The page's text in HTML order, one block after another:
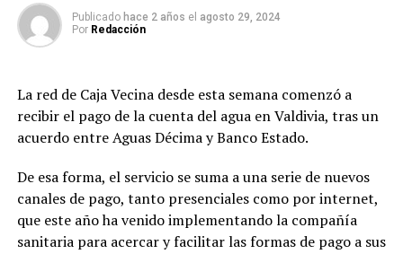
Publicado hace 2 años el agosto 29, 2024
Por Redacción
La red de Caja Vecina desde esta semana comenzó a
recibir el pago de la cuenta del agua en Valdivia, tras un
acuerdo entre Aguas Décima y Banco Estado.
De esa forma, el servicio se suma a una serie de nuevos
canales de pago, tanto presenciales como por internet,
que este año ha venido implementando la compañía
sanitaria para acercar y facilitar las formas de pago a sus